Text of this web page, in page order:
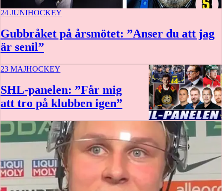
24 JUNIHOCKEY
Gubbråket på årsmötet: ”Anser du att jag
är senil”
23 MAJHOCKEY
SHL-panelen: ”Får mig
att tro på klubben igen”